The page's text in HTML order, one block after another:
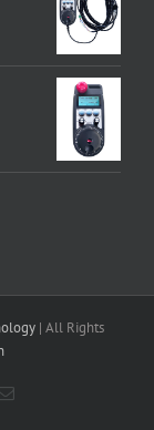
| All Rights
Email